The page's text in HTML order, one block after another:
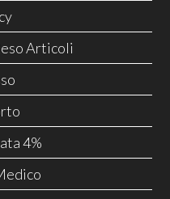
Articoli
4%